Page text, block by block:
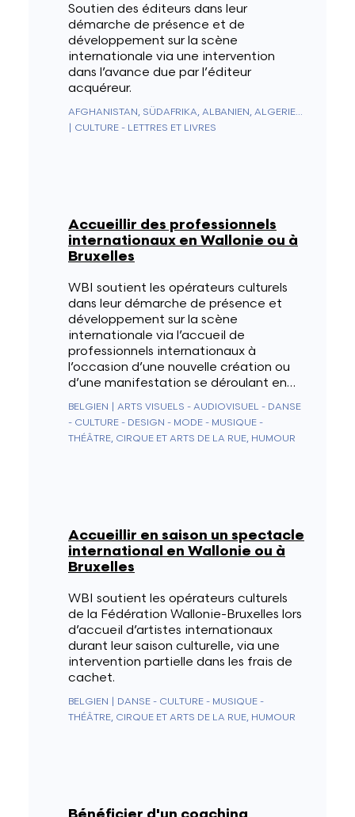
Soutien des éditeurs dans leur
démarche de présence et de
développement sur la scène
internationale via une intervention
dans l’avance due par l’éditeur
acquéreur.
AFGHANISTAN, SÜDAFRIKA, ALBANIEN, ALGERIEN, DEUTSCHLAND, ANDORRA, ANGOLA, ANGUILLA, ANTARKTIS, ANTIGUA UND BARBUDA, NIEDERLÄNDISCHE ANTILLEN, SAUDI-ARABIEN, ARGENTINIEN, ARMENIEN, ARUBA, AUSTRALIEN, AUSTRIA, ASERBAIDSCHAN, BAHAMAS, BAHRAIN, BANGLADESCH, BARBADOS, BELIZE, BENIN, BERMUDA, BHUTAN, WEISSRUSSLAND, BOLIVIEN, BOSNIEN UND HERZEGOWINA, BOTSWANA, BRASILIEN, BRUNEI, BULGARIEN, BURKINA FASO, BURUNDI, KAMBODSCHA, KAMERUN, KANADA, KAPVERDEN, CEUTA UND MELILLA, CHILE, CHINA, ZYPERN, VATIKANSTADT, KOLUMBIEN, KOMOREN, KONGO - BRAZZAVILLE, KONGO - KINSHASA, NORDKOREA, SÜDKOREA, COSTA RICA, ELFENBEINKÜSTE, KROATIEN, KUBA, CURAÇAO, DÄNEMARK, DIEGO GARCIA, DSCHIBUTI, DOMINICA, ÄGYPTEN, VEREINIGTE ARABISCHE EMIRATE, EQUADOR, ERITREA, SPANIEN, ESTLAND, KÖNIGREICH ESWATINI, VEREINIGTE STAATEN, ÄTHIOPIEN, FIDSCHI, FINNLAND, FRANKREICH, GABUN, GAMBIA, GEORGIEN, SÜDGEORGIEN UND DIE SÜDLICHEN SANDWICHINSELN, GHANA, GIBRALTAR, GRIECHENLAND, GRENADA, GRÖNLAND, GUADELOUPE, GUAM, GUATEMALA, GUERNSEY, GUINEA, ÄQUATORIALGUINEA, GUINEA-BISSAU, GUYANA, FRANZÖSISCH-GUAYANA, HAITI, HONDURAS, HONGKONG SONDERVERWALTUNGSZONE DER REPUBLIK CHINA, UNGARN, BOUVETINSEL, WEIHNACHTSINSEL, CLIPPERTON-INSEL, ASCENSION, ISLE OF MAN, NORFOLKINSEL, ÅLANDINSELN, KAIMANINSELN, KANARISCHE INSELN, KOKOSINSELN, COOKINSELN, US-ÜBERSEEINSELN, FÄRÖER, HEARD UND MCDONALDINSELN, FALKLANDINSELN, NÖRDLICHE MARIANEN, MARSHALLINSELN, PITCAIRNINSELN, SALOMONEN, TURKS- UND CAICOSINSELN, AMERIKANISCHE JUNGFERNINSELN, BRITISCHE JUNGFERNINSELN, INDIEN, INDONESIEN, IRAK, IRAN, IRLAND, ISLAND, ISRAEL, ITALIEN, JAMAIKA, JAPAN, JERSEY, JORDANIEN, KASACHSTAN, KENIA, KIRGISISTAN, KIRIBATI, KOSOVO, KUWAIT, LAOS, LESOTHO, LATVIA, LIBANON, LIBERIA, LIECHTENSTEIN, LITAUEN, LUXEMBURG, LIBYEN, NORDMAZEDONIEN, MADAGASKAR, MALAYSIA, MALAWI, MALEDIVEN, MALI, MALTA, MAROKKO, MARTINIQUE, MAURITIUS, MAURETANIEN, MAYOTTE, MEXIKO, MIKRONESIEN, REPUBLIK MOLDAU, MONACO, MONGOLEI, MONTENEGRO, MONTSERRAT, MOSAMBIK, MYANMAR (BIRMA), NAMIBIA, NAURU, NEPAL, NICARAGUA, NIGER, NIGERIA, NIUE, NORWEGEN, NEUKALEDONIEN, NEUSEELAND, ABGELEGENES OZEANIEN, OMAN, UGANDA, USBEKISTAN, PAKISTAN, PALAU, PANAMA, PAPUA-NEUGUINEA, PARAGUAY, NIEDERLANDE, KARIBISCHE NIEDERLANDE (BES-INSELN), PERU, PHILIPPINEN, POLEN, FRANZÖSISCH-POLYNESIEN, PUERTO RICO, PORTUGAL, KATAR, MACAU (CHINESISCHE SONDERVERWALTUNGSZONE), ZENTRALAFRIKANISCHE REPUBLIK, DOMINIKANISCHE REPUBLIK, RÉUNION, RUMÄNIEN, VEREINIGTES KÖNIGREICH, RUSSLAND, RUANDA, WESTSAHARA, ST. KITTS UND NEVIS, SAN MARINO, SAINT-PIERRE UND MIQUELON, ST. VINCENT & GRENADINEN, ST. HELENA, ST. LUCIA, EL SALVADOR, SAMOA, AMERIKANISCH-SAMOA, SÃO TOMÉ & PRÍNCIPE, SENEGAL, SERBIEN, SEYCHELLEN, SIERRA LEONE, SINGAPUR, SINT MAARTEN, SLOWAKEI, SLOWENIEN, SOMALIA, SUDAN, SÜDSUDAN, SRI LANKA, SAINT-BARTHÉLEMY, ST. MARTIN, SCHWEDEN, SCHWEIZ, SURINAM, SPITZBERGEN & JAN MAYEN, SYRIEN, TADSCHIKISTAN, TAIWAN, TANSANIA, TSCHAD, TSCHECHIEN, FRANZÖSISCHE SÜD- UND ANTARKTISGEBIETE, BRITISCHES TERRITORIUM IM INDISCHEN OZEAN, PALÄSTINENSISCHE AUTONOMIEGEBIETE, THAILAND, OSTTIMOR, TOGO, TOKELAU, TONGA, TRINIDAD UND TOBAGO, TRISTAN DA CUNHA, TUNESIEN, TÜRKEI, TURKMENISTAN, TUVALU, UKRAINE, URUGUAY, VANUATU, VENEZUELA, VIETNAM, WALLIS & FUTUNA, JEMEN, SAMBIA, SIMBABWE
| CULTURE - LETTRES ET LIVRES
Accueillir des professionnels
internationaux en Wallonie ou à
Bruxelles
WBI soutient les opérateurs culturels
dans leur démarche de présence et
développement sur la scène
internationale via l’accueil de
professionnels internationaux à
l’occasion d’une nouvelle création ou
d’une manifestation se déroulant en…
BELGIEN | ARTS VISUELS - AUDIOVISUEL - DANSE
- CULTURE - DESIGN - MODE - MUSIQUE -
THÉÂTRE, CIRQUE ET ARTS DE LA RUE, HUMOUR
Accueillir en saison un spectacle
international en Wallonie ou à
Bruxelles
WBI soutient les opérateurs culturels
de la Fédération Wallonie-Bruxelles lors
d’accueil d’artistes internationaux
durant leur saison culturelle, via une
intervention partielle dans les frais de
cachet.
BELGIEN | DANSE - CULTURE - MUSIQUE -
THÉÂTRE, CIRQUE ET ARTS DE LA RUE, HUMOUR